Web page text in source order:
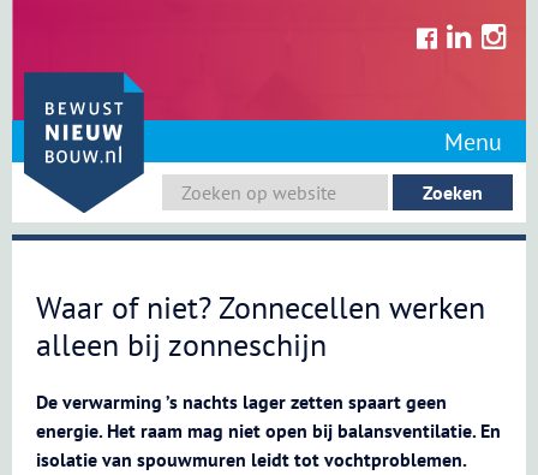
content
Menu
Waar of niet? Zonnecellen werken
alleen bij zonneschijn
De verwarming ’s nachts lager zetten spaart geen
energie. Het raam mag niet open bij balansventilatie. En
isolatie van spouwmuren leidt tot vochtproblemen.